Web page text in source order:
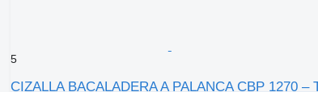
5
CIZALLA BACALADERA A PALANCA CBP 1270 –